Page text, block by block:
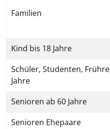
Familien
Kind bis 18 Jahre
Schüler, Studenten,
Jahre
Senioren ab 60 Jahre
Senioren Ehepaare